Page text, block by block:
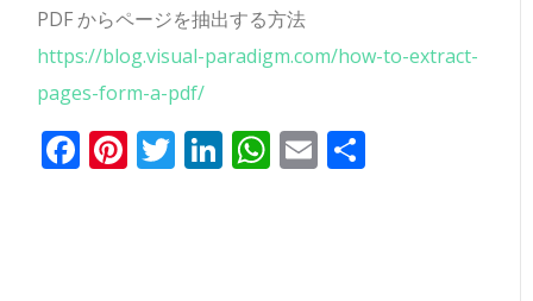
PDF からページを抽出する方法
https://blog.visual-paradigm.com/how-to-extract-
pages-form-a-pdf/
Facebook
Pinterest
Twitter
LinkedIn
WhatsApp
Email